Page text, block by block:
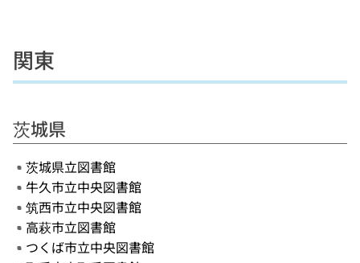
関東
茨城県
茨城県立図書館
牛久市立中央図書館
筑西市立中央図書館
高萩市立図書館
つくば市立中央図書館